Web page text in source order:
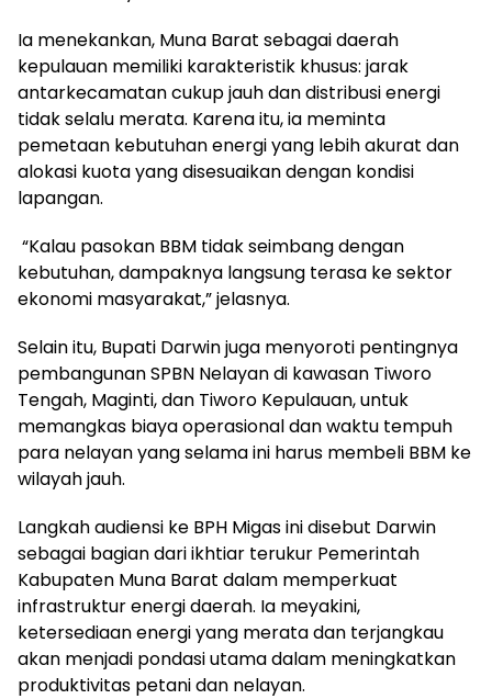
‎Ia menekankan, Muna Barat sebagai daerah
kepulauan memiliki karakteristik khusus: jarak
antarkecamatan cukup jauh dan distribusi energi
tidak selalu merata. Karena itu, ia meminta
pemetaan kebutuhan energi yang lebih akurat dan
alokasi kuota yang disesuaikan dengan kondisi
lapangan.
‎ “Kalau pasokan BBM tidak seimbang dengan
kebutuhan, dampaknya langsung terasa ke sektor
ekonomi masyarakat,” jelasnya.
‎Selain itu, Bupati Darwin juga menyoroti pentingnya
pembangunan SPBN Nelayan di kawasan Tiworo
Tengah, Maginti, dan Tiworo Kepulauan, untuk
memangkas biaya operasional dan waktu tempuh
para nelayan yang selama ini harus membeli BBM ke
wilayah jauh.
‎Langkah audiensi ke BPH Migas ini disebut Darwin
sebagai bagian dari ikhtiar terukur Pemerintah
Kabupaten Muna Barat dalam memperkuat
infrastruktur energi daerah. Ia meyakini,
ketersediaan energi yang merata dan terjangkau
akan menjadi pondasi utama dalam meningkatkan
produktivitas petani dan nelayan.